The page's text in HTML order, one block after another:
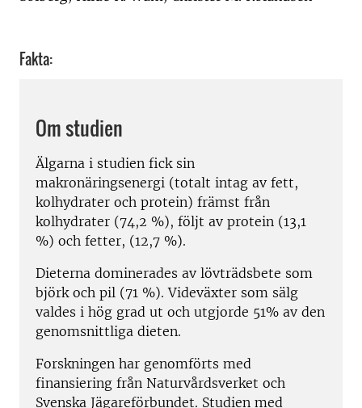
Fakta:
Om studien
Älgarna i studien fick sin
makronäringsenergi (totalt intag av fett,
kolhydrater och protein) främst från
kolhydrater (74,2 %), följt av protein (13,1
%) och fetter, (12,7 %).
Dieterna dominerades av lövträdsbete som
björk och pil (71 %). Videväxter som sälg
valdes i hög grad ut och utgjorde 51% av den
genomsnittliga dieten.
Forskningen har genomförts med
finansiering från Naturvårdsverket och
Svenska Jägareförbundet. Studien med